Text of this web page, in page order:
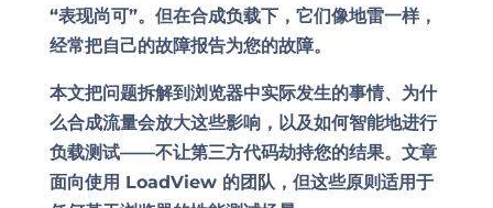
“表现尚可”。但在合成负载下，它们像地雷一样，
经常把自己的故障报告为您的故障。
本文把问题拆解到浏览器中实际发生的事情、为什
么合成流量会放大这些影响，以及如何智能地进行
负载测试——不让第三方代码劫持您的结果。文章
面向使用 LoadView 的团队，但这些原则适用于